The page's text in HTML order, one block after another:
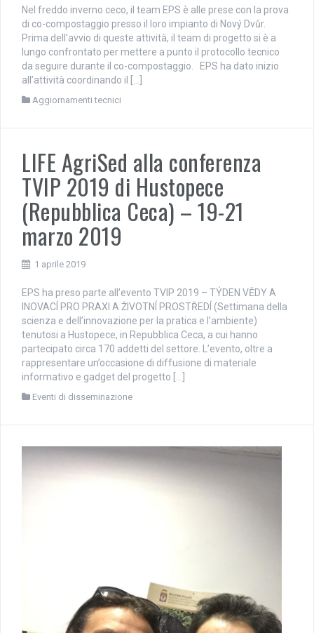
Nel freddo inverno ceco, il team EPS è alle prese con la prova
di co-compostaggio presso il loro impianto di Nový Dvůr.
Prima dell’avvio di queste attività, il team di progetto si è a
lungo confrontato per mettere a punto il protocollo tecnico
da seguire durante il co-compostaggio. EPS ha dato inizio
all’attività coordinando il […]
Aggiornamenti tecnici
LIFE AgriSed alla conferenza
TVIP 2019 di Hustopece
(Repubblica Ceca) – 19-21
marzo 2019
1 aprile 2019
EPS ha preso parte all’evento TVIP 2019 – TÝDEN VĚDY A
INOVACÍ PRO PRAXI A ŽIVOTNÍ PROSTŘEDÍ (Settimana della
scienza e dell’innovazione per la pratica e l’ambiente)
tenutosi a Hustopece, in Repubblica Ceca, a cui hanno
partecipato circa 170 addetti del settore. L’evento, oltre a
rappresentare un’occasione di diffusione di materiale
informativo e gadget del progetto […]
Eventi di disseminazione